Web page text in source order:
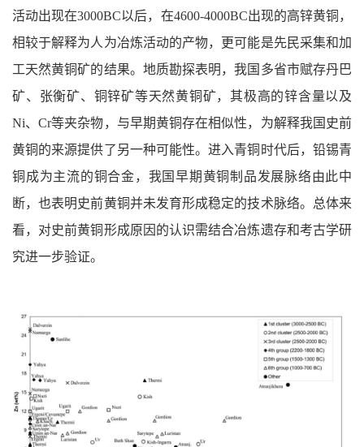
活动出现在3000BC以后，在4600-4000BC出现的高锌黄铜，
相较于解释为人为冶炼活动的产物，更可能是先民采集和加
工天然黄铜矿的结果。地质勘探表明，我国多省市赋存丹巴
矿、张衡矿、铜锌矿等天然黄铜矿，其极高的锌含量以及
Ni、Cr等夹杂物，与早期黄铜存在相似性，为解释我国史前
黄铜的来源提供了另一种可能性。进入青铜时代后，铅锡青
铜成为主流的铜合金，我国早期黄铜制品发展脉络由此中
断，也表明史前黄铜并未发育形成稳定的技术脉络。总体来
看，对史前黄铜形成原因的认识需结合冶炼遗存和考古学研
究进一步验证。